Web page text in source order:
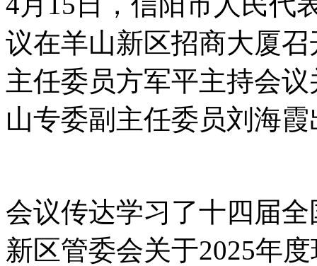
议在羊山新区招商大厦
主任委员方军平主持会
山专委副主任委员刘海
会议传达学习了十四届
新区管委会关于2025年